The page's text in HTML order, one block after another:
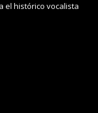
el histórico vocalista